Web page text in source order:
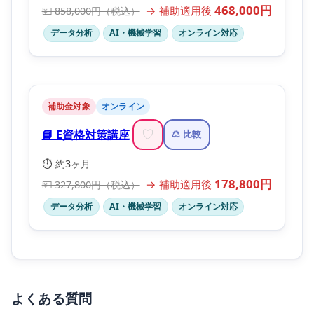
💴 858,000円（税込） → 補助適用後 468,000円
データ分析 AI・機械学習 オンライン対応
補助金対象 オンライン
📘 E資格対策講座 ♡ ⚖️ 比較
⏱️ 約3ヶ月
💴 327,800円（税込） → 補助適用後 178,800円
データ分析 AI・機械学習 オンライン対応
よくある質問